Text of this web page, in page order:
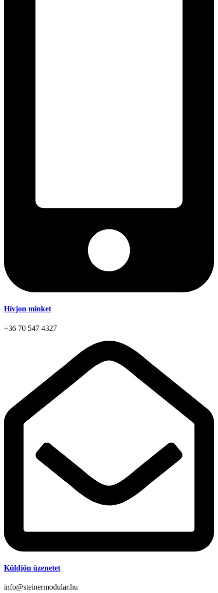
Hívjon minket
+36 70 547 4327
Küldjön üzenetet
info@steinermodular.hu